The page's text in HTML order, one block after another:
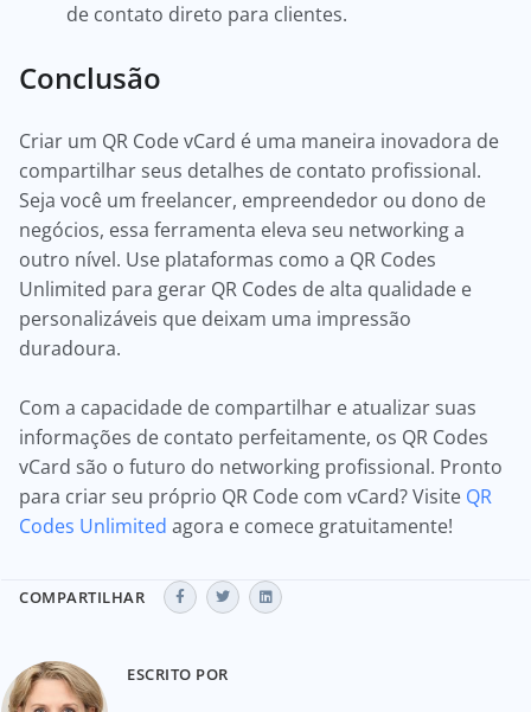
de contato direto para clientes.
Conclusão
Criar um QR Code vCard é uma maneira inovadora de
compartilhar seus detalhes de contato profissional.
Seja você um freelancer, empreendedor ou dono de
negócios, essa ferramenta eleva seu networking a
outro nível. Use plataformas como a QR Codes
Unlimited para gerar QR Codes de alta qualidade e
personalizáveis que deixam uma impressão
duradoura.
Com a capacidade de compartilhar e atualizar suas
informações de contato perfeitamente, os QR Codes
vCard são o futuro do networking profissional. Pronto
para criar seu próprio QR Code com vCard? Visite QR
Codes Unlimited agora e comece gratuitamente!
COMPARTILHAR
ESCRITO POR